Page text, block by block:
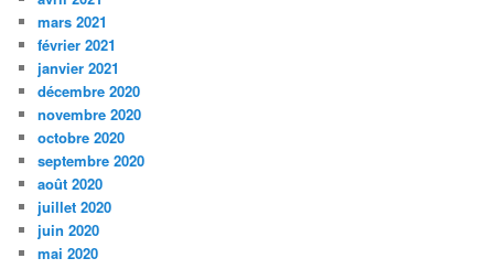
mars 2021
février 2021
janvier 2021
décembre 2020
novembre 2020
octobre 2020
septembre 2020
août 2020
juillet 2020
juin 2020
mai 2020